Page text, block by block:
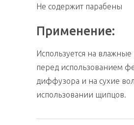
Не содержит парабены
Применение:
Используется на влажные
перед использованием
диффузора и на сухие
использовании щипцов.